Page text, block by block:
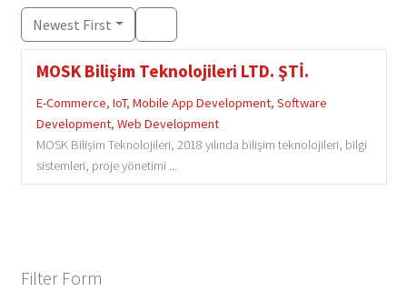
Newest First
MOSK Bilişim Teknolojileri LTD. ŞTİ.
E-Commerce, IoT, Mobile App Development, Software
Development, Web Development
MOSK Bilişim Teknolojileri, 2018 yılında bilişim teknolojileri, bilgi
sistemleri, proje yönetimi ...
Filter Form